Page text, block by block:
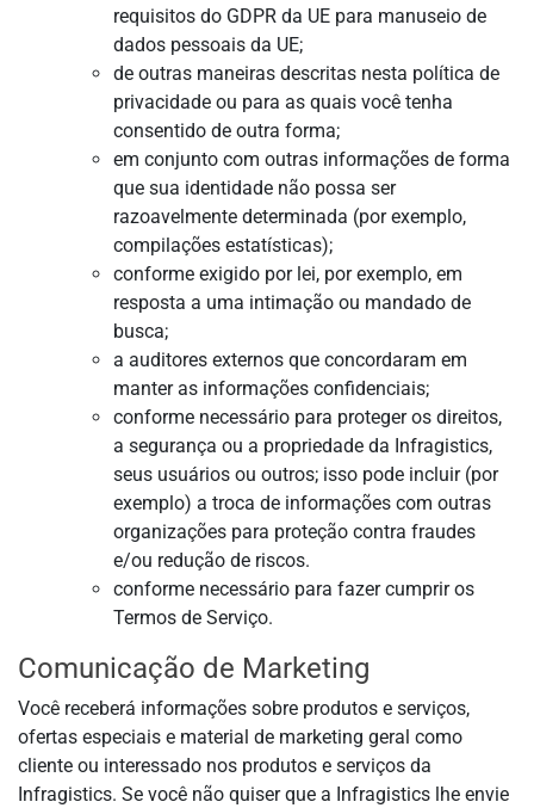
requisitos do GDPR da UE para manuseio de
dados pessoais da UE;
de outras maneiras descritas nesta política de
privacidade ou para as quais você tenha
consentido de outra forma;
em conjunto com outras informações de forma
que sua identidade não possa ser
razoavelmente determinada (por exemplo,
compilações estatísticas);
conforme exigido por lei, por exemplo, em
resposta a uma intimação ou mandado de
busca;
a auditores externos que concordaram em
manter as informações confidenciais;
conforme necessário para proteger os direitos,
a segurança ou a propriedade da Infragistics,
seus usuários ou outros; isso pode incluir (por
exemplo) a troca de informações com outras
organizações para proteção contra fraudes
e/ou redução de riscos.
conforme necessário para fazer cumprir os
Termos de Serviço.
Comunicação de Marketing
Você receberá informações sobre produtos e serviços,
ofertas especiais e material de marketing geral como
cliente ou interessado nos produtos e serviços da
Infragistics. Se você não quiser que a Infragistics lhe envie